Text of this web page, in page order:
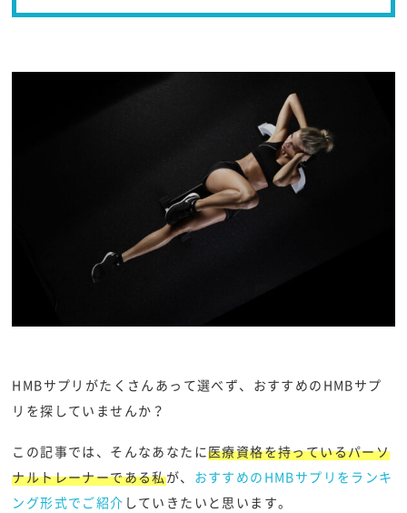
HMBサプリがたくさんあって選べず、おすすめのHMBサプ
リを探していませんか？
この記事では、そんなあなたに医療資格を持っているパーソ
ナルトレーナーである私が、 おすすめのHMBサプリをランキ
ング形式でご紹介 していきたいと思います。